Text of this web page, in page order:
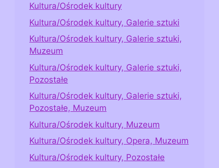
Kultura/Ośrodek kultury
Kultura/Ośrodek kultury, Galerie sztuki
Kultura/Ośrodek kultury, Galerie sztuki,
Muzeum
Kultura/Ośrodek kultury, Galerie sztuki,
Pozostałe
Kultura/Ośrodek kultury, Galerie sztuki,
Pozostałe, Muzeum
Kultura/Ośrodek kultury, Muzeum
Kultura/Ośrodek kultury, Opera, Muzeum
Kultura/Ośrodek kultury, Pozostałe